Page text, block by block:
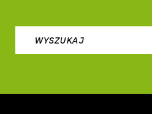
airborne
WYSZUKAJ